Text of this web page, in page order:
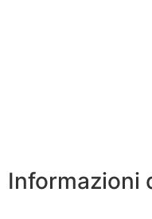
Informazioni